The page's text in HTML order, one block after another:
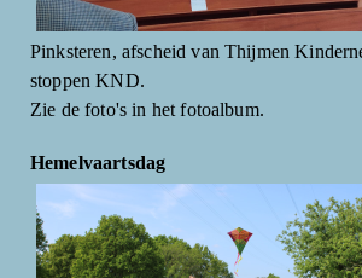
Pinksteren, afscheid van Thijmen
stoppen KND.
Zie de foto's in het fotoalbum.
Hemelvaartsdag